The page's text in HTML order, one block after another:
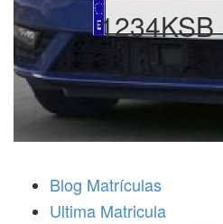
1234KSB
Blog Matrículas
Ultima Matricula